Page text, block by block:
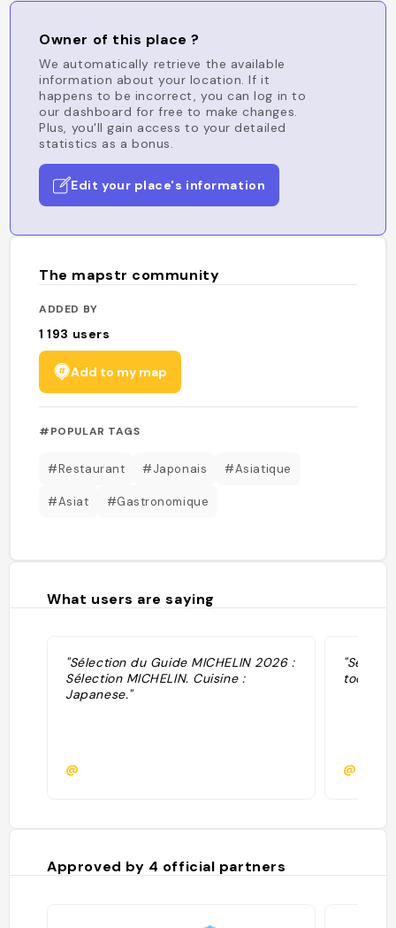
Owner of this place ?
We automatically retrieve the available
information about your location. If it
happens to be incorrect, you can log in to
our dashboard for free to make changes.
Plus, you'll gain access to your detailed
statistics as a bonus.
Edit your place's information
The mapstr community
ADDED BY
1 193 users
Add to my map
#POPULAR TAGS
#Restaurant #Japonais #Asiatique
#Asiat #Gastronomique
What users are saying
"Sélection du Guide MICHELIN 2026 :
Sélection MICHELIN. Cuisine :
Japanese."
@
toques
@
Approved by 4 official partners